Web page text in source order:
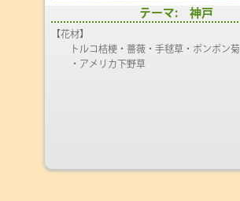
テーマ: 神戸
【花材】
トルコ桔梗・薔薇・手毬草・ポンポン菊
・アメリカ下野草